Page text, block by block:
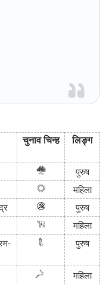
चुनाव चिन्ह लिङ्ग
पुरुष
महिला
पुरुष
महिला
पुरुष
महिला